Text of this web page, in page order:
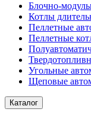
Блочно-
Котлы
Пеллетные
Пеллетные
Угольные
Щеповые
Каталог